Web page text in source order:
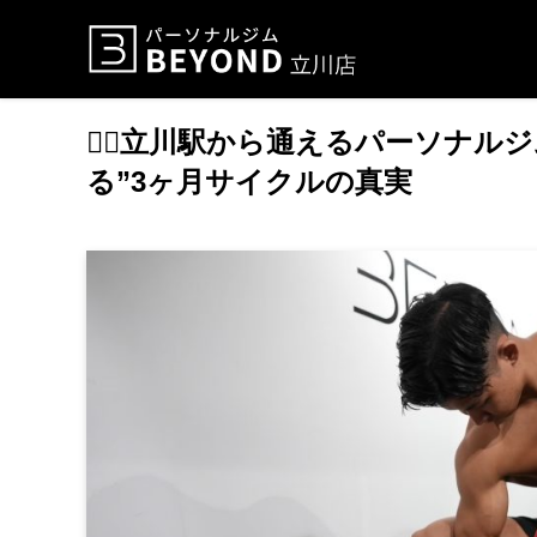
🏋️‍♀️立川駅から通えるパーソナル
る”3ヶ月サイクルの真実